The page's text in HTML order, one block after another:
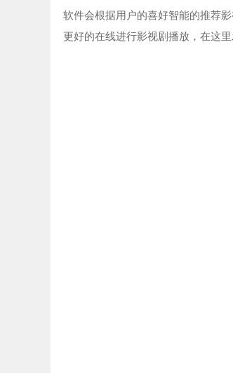
软件会根据用户的喜好智能的推荐
更好的在线进行影视剧播放，在这